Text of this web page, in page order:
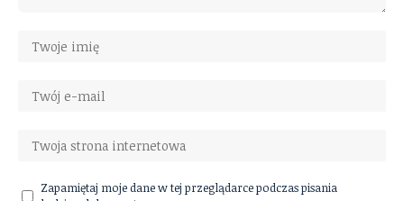
Zapamiętaj moje dane w tej przeglądarce podczas pisania